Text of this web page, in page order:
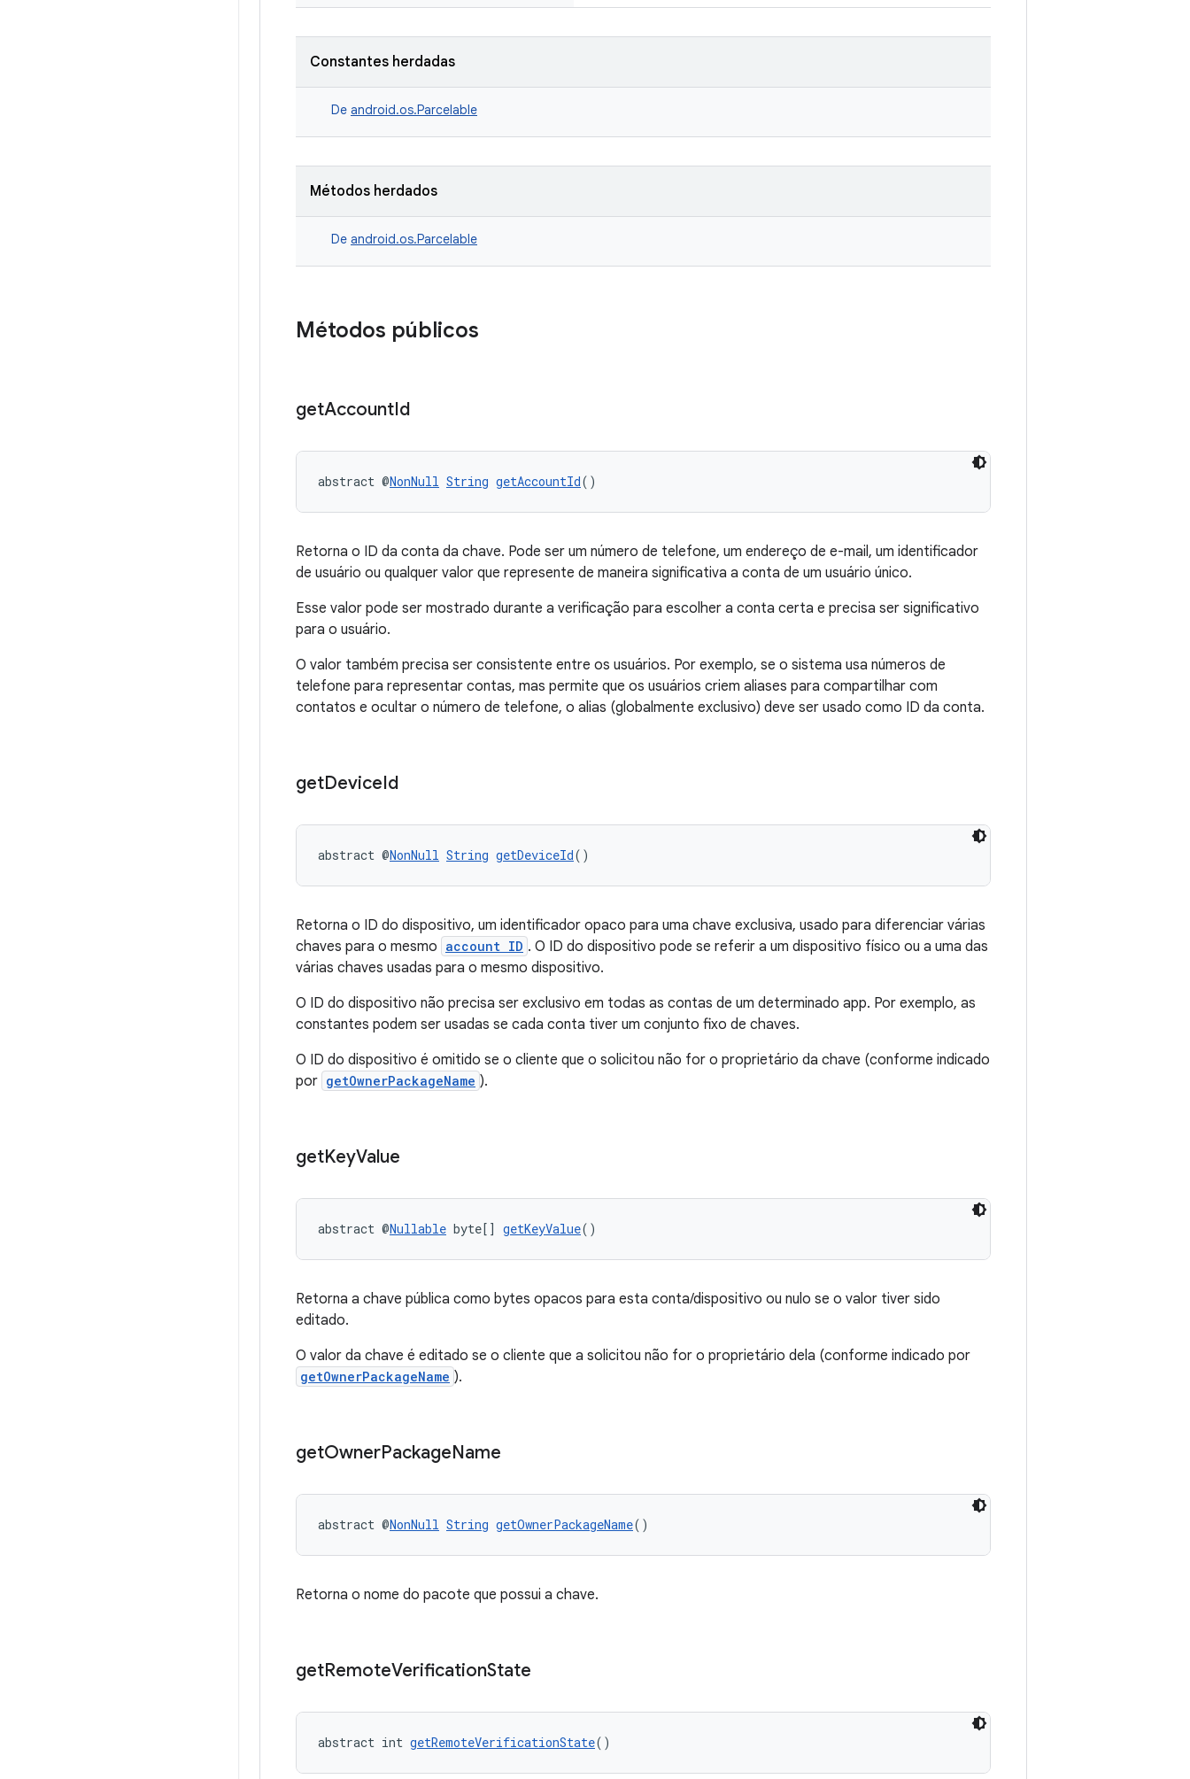
Constantes herdadas
De android.os.Parcelable
Métodos herdados
De android.os.Parcelable
Métodos públicos
getAccountId
abstract @NonNull String getAccountId()
Retorna o ID da conta da chave. Pode ser um número de telefone, um endereço de e-mail, um identificador
de usuário ou qualquer valor que represente de maneira significativa a conta de um usuário único.
Esse valor pode ser mostrado durante a verificação para escolher a conta certa e precisa ser significativo
para o usuário.
O valor também precisa ser consistente entre os usuários. Por exemplo, se o sistema usa números de
telefone para representar contas, mas permite que os usuários criem aliases para compartilhar com
contatos e ocultar o número de telefone, o alias (globalmente exclusivo) deve ser usado como ID da conta.
getDeviceId
abstract @NonNull String getDeviceId()
Retorna o ID do dispositivo, um identificador opaco para uma chave exclusiva, usado para diferenciar várias
chaves para o mesmo account ID . O ID do dispositivo pode se referir a um dispositivo físico ou a uma das
várias chaves usadas para o mesmo dispositivo.
O ID do dispositivo não precisa ser exclusivo em todas as contas de um determinado app. Por exemplo, as
constantes podem ser usadas se cada conta tiver um conjunto fixo de chaves.
O ID do dispositivo é omitido se o cliente que o solicitou não for o proprietário da chave (conforme indicado
por getOwnerPackageName ).
getKeyValue
abstract @Nullable byte[] getKeyValue()
Retorna a chave pública como bytes opacos para esta conta/dispositivo ou nulo se o valor tiver sido
editado.
O valor da chave é editado se o cliente que a solicitou não for o proprietário dela (conforme indicado por
getOwnerPackageName ).
getOwnerPackageName
abstract @NonNull String getOwnerPackageName()
Retorna o nome do pacote que possui a chave.
getRemoteVerificationState
abstract int getRemoteVerificationState()